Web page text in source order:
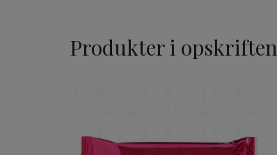
Produkter i opskriften